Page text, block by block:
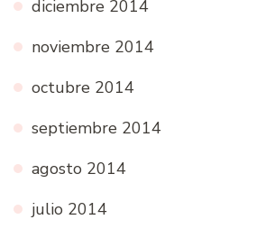
diciembre 2014
noviembre 2014
octubre 2014
septiembre 2014
agosto 2014
julio 2014